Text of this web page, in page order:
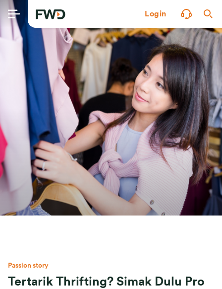
Login
Passion story
Tertarik Thrifting? Simak Dulu Pro